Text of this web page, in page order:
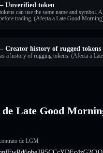
Unverified token
can use the same name and symbol.
trading. (Afecta a Late Good
Creator history of rugged tokens
a history of rugging tokens. (Afecta a
de Late Good
de LGM